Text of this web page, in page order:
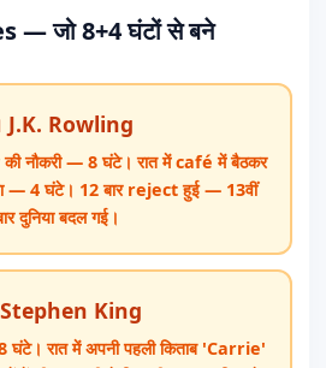
— जो 8+4 घंटों से बने
J.K. Rowling
नौकरी — 8 घंटे। रात में café में बैठकर
4 घंटे। 12 बार reject हुई — 13वीं
दुनिया बदल गई।
King
घंटे। रात में अपनी पहली किताब 'Carrie'